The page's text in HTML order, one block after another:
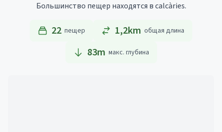
Большинство пещер находятся в calcàries.
22 пещер 1,2km общая длина
83m макс. глубина